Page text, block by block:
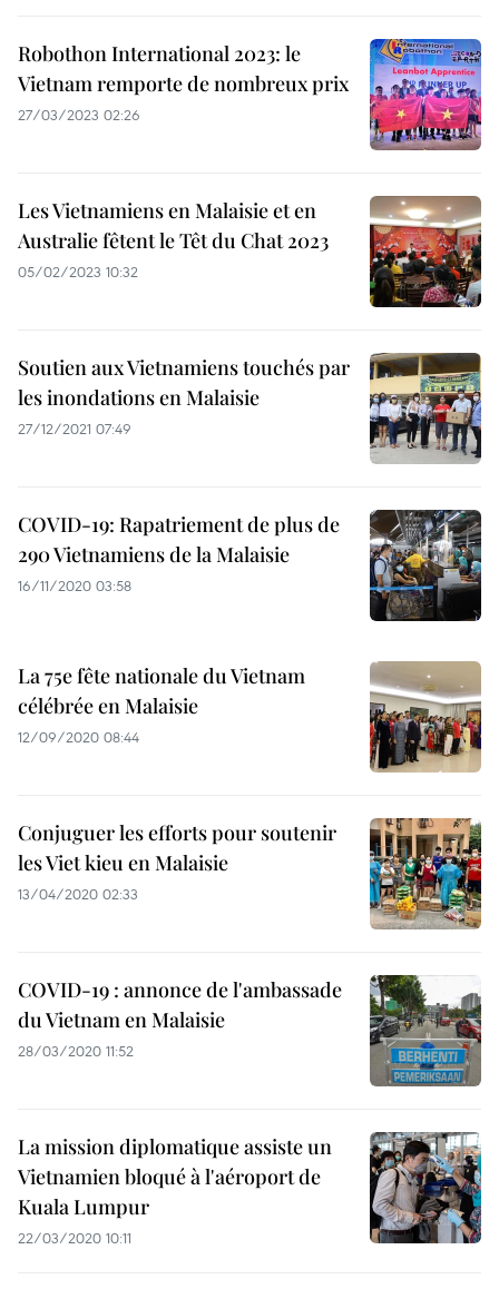
Robothon International 2023: le
Vietnam remporte de nombreux prix
27/03/2023 02:26
Les Vietnamiens en Malaisie et en
Australie fêtent le Têt du Chat 2023
05/02/2023 10:32
​Soutien aux Vietnamiens touchés par
les inondations en Malaisie
27/12/2021 07:49
COVID-19: Rapatriement de plus de
290 Vietnamiens de la Malaisie
16/11/2020 03:58
La 75e fête nationale du Vietnam
célébrée en Malaisie
12/09/2020 08:44
Conjuguer les efforts pour soutenir
les Viet kieu en Malaisie
13/04/2020 02:33
COVID-19 : annonce de l'ambassade
du Vietnam en Malaisie
28/03/2020 11:52
La mission diplomatique assiste un
Vietnamien bloqué à l'aéroport de
Kuala Lumpur
22/03/2020 10:11